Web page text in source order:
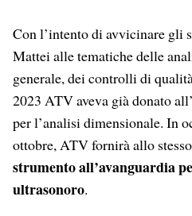
Con l’intento di avvicinare gli
Mattei alle tematiche delle
generale, dei controlli di
2023 ATV aveva già donato
per l’analisi dimensionale. In
ottobre, ATV fornirà allo
strumento all’avanguardia
ultrasonoro.